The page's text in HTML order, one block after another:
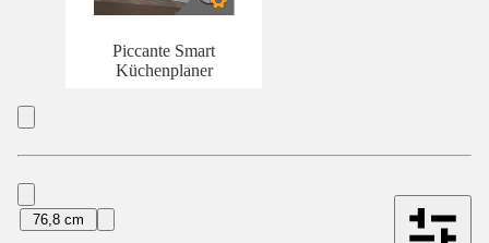
Piccante Smart
Küchenplaner
76,8 cm